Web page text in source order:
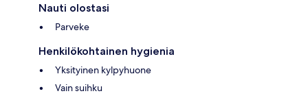
Nauti olostasi
Parveke
Henkilökohtainen hygienia
Yksityinen kylpyhuone
Vain suihku